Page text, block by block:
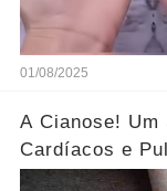
01/08/2025
A Cianose! Um
Cardíacos e